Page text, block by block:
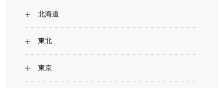
北海道
東北
東京